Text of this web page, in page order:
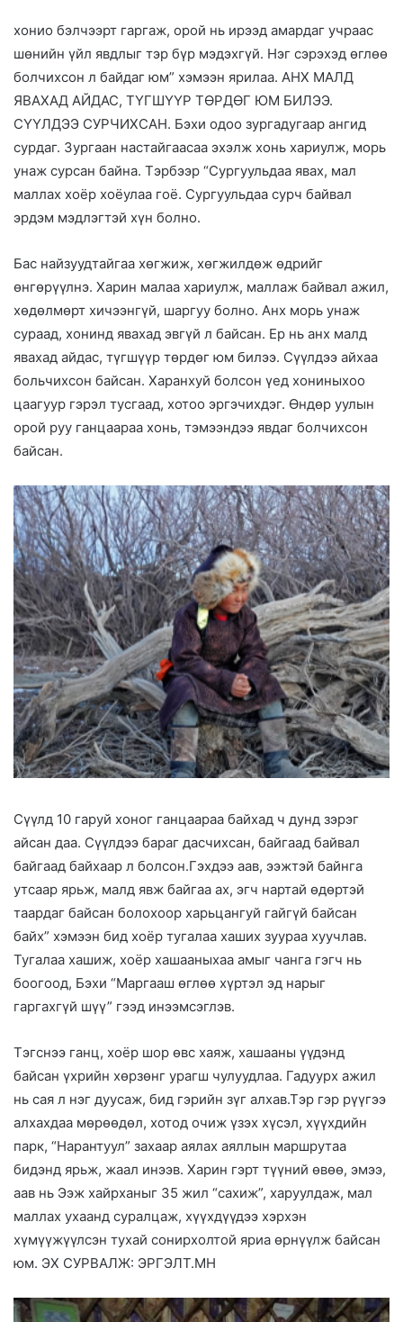
хонио бэлчээрт гаргаж, орой нь ирээд амардаг учраас
шөнийн үйл явдлыг тэр бүр мэдэхгүй. Нэг сэрэхэд өглөө
болчихсон л байдаг юм” хэмээн ярилаа. АНХ МАЛД
ЯВАХАД АЙДАС, ТҮГШҮҮР ТӨРДӨГ ЮМ БИЛЭЭ.
СҮҮЛДЭЭ СУРЧИХСАН. Бэхи одоо зургадугаар ангид
сурдаг. Зургаан настайгаасаа эхэлж хонь хариулж, морь
унаж сурсан байна. Тэрбээр “Сургуульдаа явах, мал
маллах хоёр хоёулаа гоё. Сургуульдаа сурч байвал
эрдэм мэдлэгтэй хүн болно.
Бас найзуудтайгаа хөгжиж, хөгжилдөж өдрийг
өнгөрүүлнэ. Харин малаа хариулж, маллаж байвал ажил,
хөдөлмөрт хичээнгүй, шаргуу болно. Анх морь унаж
сураад, хонинд явахад эвгүй л байсан. Ер нь анх малд
явахад айдас, түгшүүр төрдөг юм билээ. Сүүлдээ айхаа
больчихсон байсан. Харанхуй болсон үед хониныхоо
цаагуур гэрэл тусгаад, хотоо эргэчихдэг. Өндөр уулын
орой руу ганцаараа хонь, тэмээндээ явдаг болчихсон
байсан.
Сүүлд 10 гаруй хоног ганцаараа байхад ч дунд зэрэг
айсан даа. Сүүлдээ бараг дасчихсан, байгаад байвал
байгаад байхаар л болсон.Гэхдээ аав, ээжтэй байнга
утсаар ярьж, малд явж байгаа ах, эгч нартай өдөртэй
таардаг байсан болохоор харьцангуй гайгүй байсан
байх” хэмээн бид хоёр тугалаа хаших зуураа хуучлав.
Тугалаа хашиж, хоёр хашааныхаа амыг чанга гэгч нь
боогоод, Бэхи “Маргааш өглөө хүртэл эд нарыг
гаргахгүй шүү” гээд инээмсэглэв.
Тэгснээ ганц, хоёр шор өвс хаяж, хашааны үүдэнд
байсан үхрийн хөрзөнг урагш чулуудлаа. Гадуурх ажил
нь сая л нэг дуусаж, бид гэрийн зүг алхав.Тэр гэр рүүгээ
алхахдаа мөрөөдөл, хотод очиж үзэх хүсэл, хүүхдийн
парк, “Нарантуул” захаар аялах аяллын маршрутаа
бидэнд ярьж, жаал инээв. Харин гэрт түүний өвөө, эмээ,
аав нь Ээж хайрханыг 35 жил “сахиж”, харуулдаж, мал
маллах ухаанд суралцаж, хүүхдүүдээ хэрхэн
хүмүүжүүлсэн тухай сонирхолтой яриа өрнүүлж байсан
юм. ЭХ СУРВАЛЖ: ЭРГЭЛТ.МН